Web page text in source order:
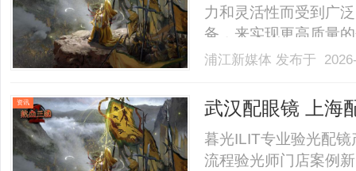
力和灵活性而受到广
备，来实现更高质量
这一制造业发达的地
从选购要点、行业推
浦江新媒体 发布于
资讯 武汉配眼镜 上海
暮光ILIT专业验光配
流程验光师门店案例